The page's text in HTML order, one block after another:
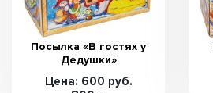
Посылка «В гостях у
Дедушки»
Цена: 600 руб.